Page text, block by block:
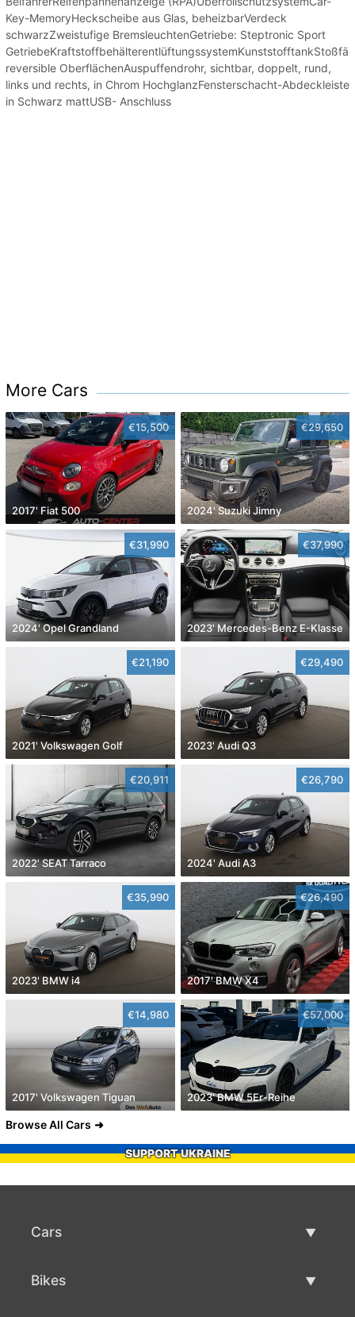
Key-MemoryHeckscheibe aus Glas, beheizbarVerdeck
schwarzZweistufige BremsleuchtenGetriebe: Steptronic Sport
reversible OberflächenAuspuffendrohr, sichtbar, doppelt, rund,
links und rechts, in Chrom HochglanzFensterschacht-Abdeckleiste
in Schwarz mattUSB- Anschluss
More Cars
€15,500
2017' Fiat 500
€29,650
2024' Suzuki Jimny
€31,990
2024' Opel Grandland
€37,990
2023' Mercedes-Benz E-Klasse
€21,190
2021' Volkswagen Golf
€29,490
2023' Audi Q3
€20,911
2022' SEAT Tarraco
€26,790
2024' Audi A3
€35,990
2023' BMW i4
€26,490
2017' BMW X4
€14,980
2017' Volkswagen Tiguan
€57,000
2023' BMW 5Er-Reihe
Browse All Cars
SUPPORT UKRAINE
Cars
Bikes